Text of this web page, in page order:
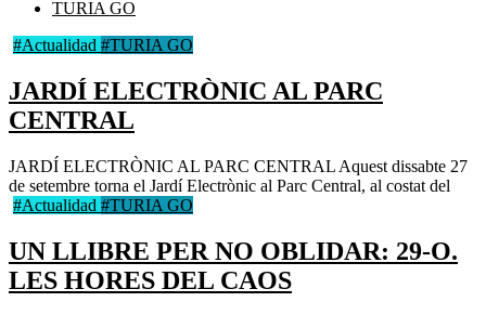
TURIA GO
#Actualidad #TURIA GO
JARDÍ ELECTRÒNIC AL PARC
CENTRAL
JARDÍ ELECTRÒNIC AL PARC CENTRAL Aquest dissabte 27
de setembre torna el Jardí Electrònic al Parc Central, al costat del
#Actualidad #TURIA GO
UN LLIBRE PER NO OBLIDAR: 29-O.
LES HORES DEL CAOS